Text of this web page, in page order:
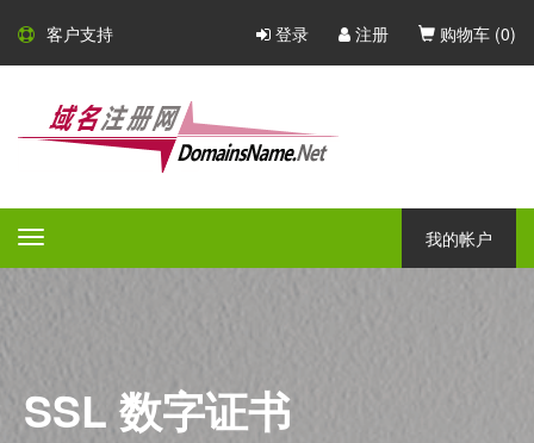
客户支持 登录 注册 购物车 (0)
Toggle
navigation
我的帐户
SSL 数字证书